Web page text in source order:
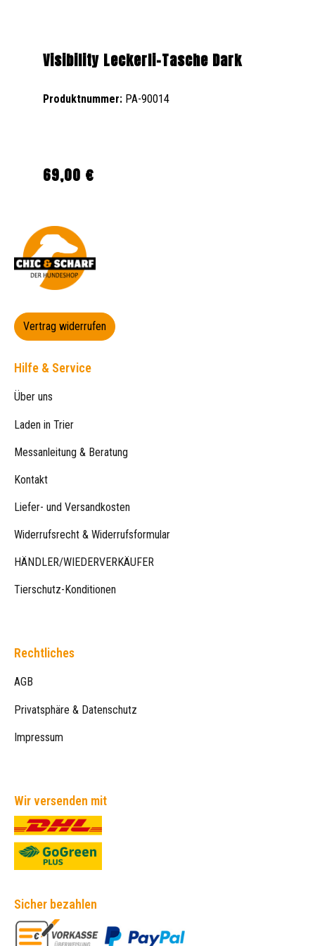
Visibility Leckerli-Tasche Dark
Produktnummer: PA-90014
Regulärer Preis:
69,00 €
Vertrag widerrufen
Hilfe & Service
Über uns
Laden in Trier
Messanleitung & Beratung
Kontakt
Liefer- und Versandkosten
Widerrufsrecht & Widerrufsformular
HÄNDLER/WIEDERVERKÄUFER
Tierschutz-Konditionen
Rechtliches
AGB
Privatsphäre & Datenschutz
Impressum
Wir versenden mit
Sicher bezahlen